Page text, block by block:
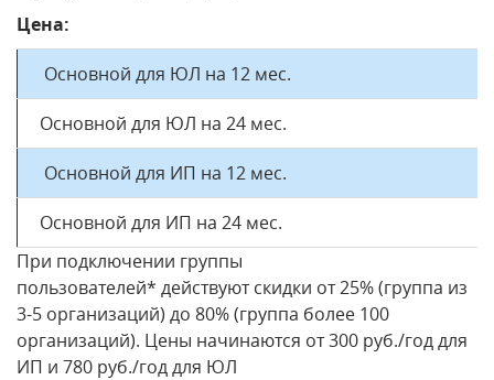
Цена:
Основной для ЮЛ на 12 мес.
Основной для ЮЛ на 24 мес.
Основной для ИП на 12 мес.
Основной для ИП на 24 мес.
При подключении группы
пользователей* действуют скидки от 25% (группа из
3-5 организаций) до 80% (группа более 100
организаций). Цены начинаются от 300 руб./год для
ИП и 780 руб./год для ЮЛ